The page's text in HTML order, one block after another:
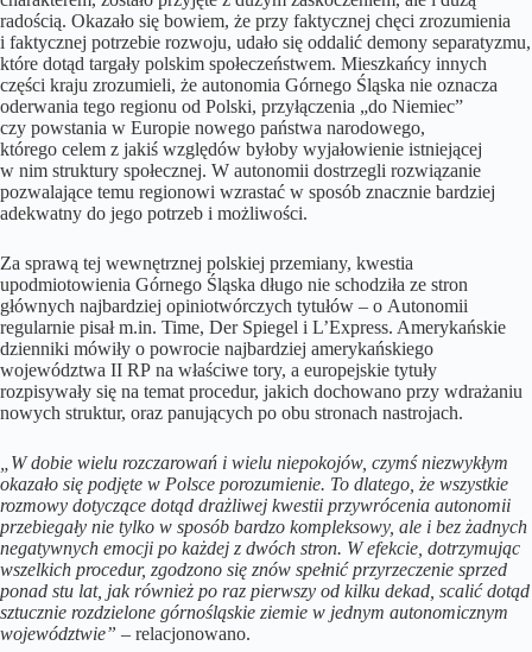
radością. Okazało się bowiem, że przy faktycznej chęci zrozumienia
i faktycznej potrzebie rozwoju, udało się oddalić demony separatyzmu,
które dotąd targały polskim społeczeństwem. Mieszkańcy innych
części kraju zrozumieli, że autonomia Górnego Śląska nie oznacza
oderwania tego regionu od Polski, przyłączenia „do Niemiec”
czy powstania w Europie nowego państwa narodowego,
którego celem z jakiś względów byłoby wyjałowienie istniejącej
w nim struktury społecznej. W autonomii dostrzegli rozwiązanie
pozwalające temu regionowi wzrastać w sposób znacznie bardziej
adekwatny do jego potrzeb i możliwości.
Za sprawą tej wewnętrznej polskiej przemiany, kwestia
upodmiotowienia Górnego Śląska długo nie schodziła ze stron
głównych najbardziej opiniotwórczych tytułów – o Autonomii
regularnie pisał m.in. Time, Der Spiegel i L’Express. Amerykańskie
dzienniki mówiły o powrocie najbardziej amerykańskiego
województwa II RP na właściwe tory, a europejskie tytuły
rozpisywały się na temat procedur, jakich dochowano przy wdrażaniu
nowych struktur, oraz panujących po obu stronach nastrojach.
„W dobie wielu rozczarowań i wielu niepokojów, czymś niezwykłym
okazało się podjęte w Polsce porozumienie. To dlatego, że wszystkie
rozmowy dotyczące dotąd drażliwej kwestii przywrócenia autonomii
przebiegały nie tylko w sposób bardzo kompleksowy, ale i bez żadnych
negatywnych emocji po każdej z dwóch stron. W efekcie, dotrzymując
wszelkich procedur, zgodzono się znów spełnić przyrzeczenie sprzed
ponad stu lat, jak również po raz pierwszy od kilku dekad, scalić dotąd
sztucznie rozdzielone górnośląskie ziemie w jednym autonomicznym
województwie” – relacjonowano.